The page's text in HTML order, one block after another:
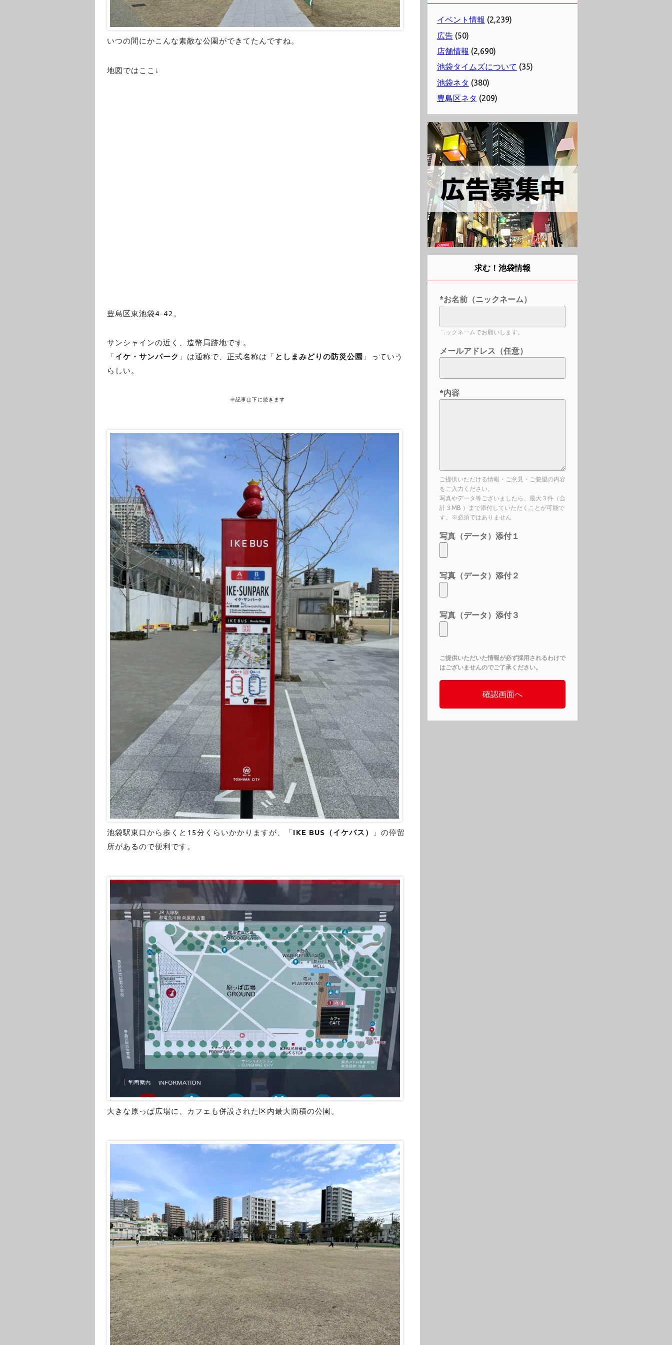
いつの間にかこんな素敵な公園ができてたんですね。
地図ではここ↓
豊島区東池袋4-42。
サンシャインの近く、造幣局跡地です。
「イケ・サンパーク 」は通称で、正式名称は「 としまみどりの防災公園 」っていう
らしい。
※記事は下に続きます
池袋駅東口から歩くと15分くらいかかりますが、「IKE BUS（イケバス）
」の停留
所があるので便利です。
大きな原っぱ広場に、カフェも併設された区内最大面積の公園。
イベント情報 (2,239)
広告(50)
店舗情報 (2,690)
池袋タイムズについて (35)
池袋ネタ (380)
豊島区ネタ (209)
求む！池袋情報
*お名前（ニックネーム）
ニックネームでお願いします。
メールアドレス（任意）
*内容
ご提供いただける情報・ご意見・ご要望の内容
をご入力ください。
写真やデータ等ございましたら、最大３件（合
計３MB ）まで添付していただくことが可能で
す。※必須ではありません
写真（データ）添付１
写真（データ）添付２
写真（データ）添付３
ご提供いただいた情報が必ず採用されるわけで
はございませんのでご了承ください。